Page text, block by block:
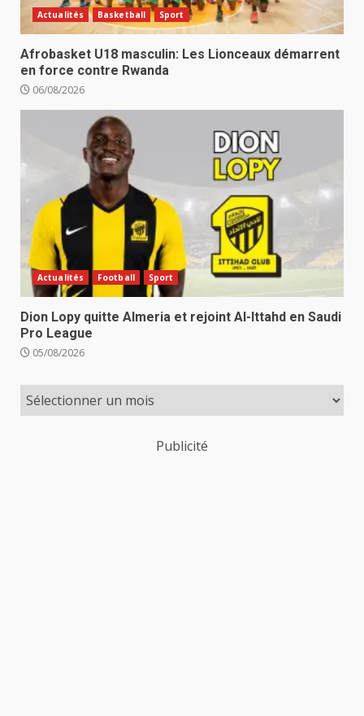
Actualités Basketball Sport
Afrobasket U18 masculin: Les Lionceaux démarrent
en force contre Rwanda
06/08/2026
Actualités Football Sport
Dion Lopy quitte Almeria et rejoint Al-Ittahd en Saudi
Pro League
05/08/2026
Publicité